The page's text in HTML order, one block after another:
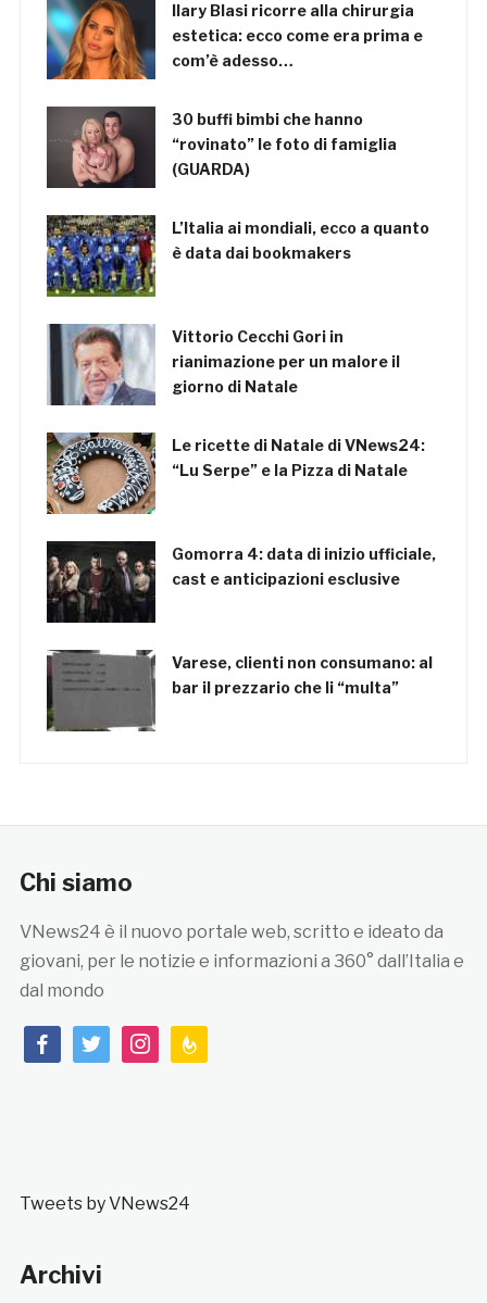
Ilary Blasi ricorre alla chirurgia
estetica: ecco come era prima e
com’è adesso…
30 buffi bimbi che hanno
“rovinato” le foto di famiglia
(GUARDA)
L’Italia ai mondiali, ecco a quanto
è data dai bookmakers
Vittorio Cecchi Gori in
rianimazione per un malore il
giorno di Natale
Le ricette di Natale di VNews24:
“Lu Serpe” e la Pizza di Natale
Gomorra 4: data di inizio ufficiale,
cast e anticipazioni esclusive
Varese, clienti non consumano: al
bar il prezzario che li “multa”
Chi siamo
VNews24 è il nuovo portale web, scritto e ideato da
giovani, per le notizie e informazioni a 360° dall’Italia e
dal mondo
facebooktwitterinstagramfeedburner
Tweets by VNews24
Archivi